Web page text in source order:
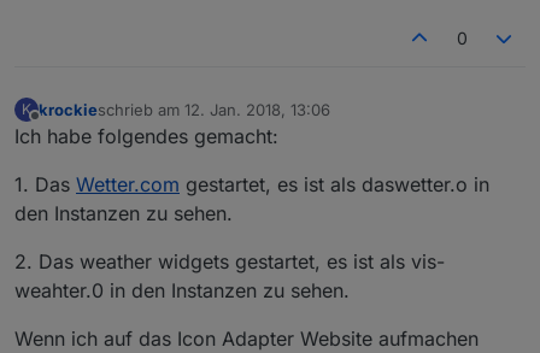
0
K
Offline
krockieschrieb am 12. Jan. 2018, 13:06
zuletzt editiert von
Ich habe folgendes gemacht:
1. Das Wetter.com gestartet, es ist als daswetter.o in
den Instanzen zu sehen.
2. Das weather widgets gestartet, es ist als vis-
weahter.0 in den Instanzen zu sehen.
Wenn ich auf das Icon Adapter Website aufmachen